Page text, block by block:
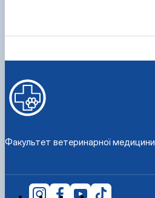
Факультет ветеринарної медицини